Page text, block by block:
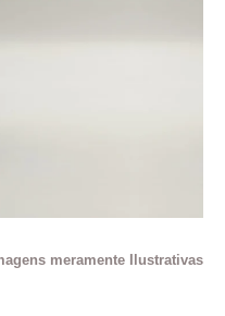
meramente Ilustrativas